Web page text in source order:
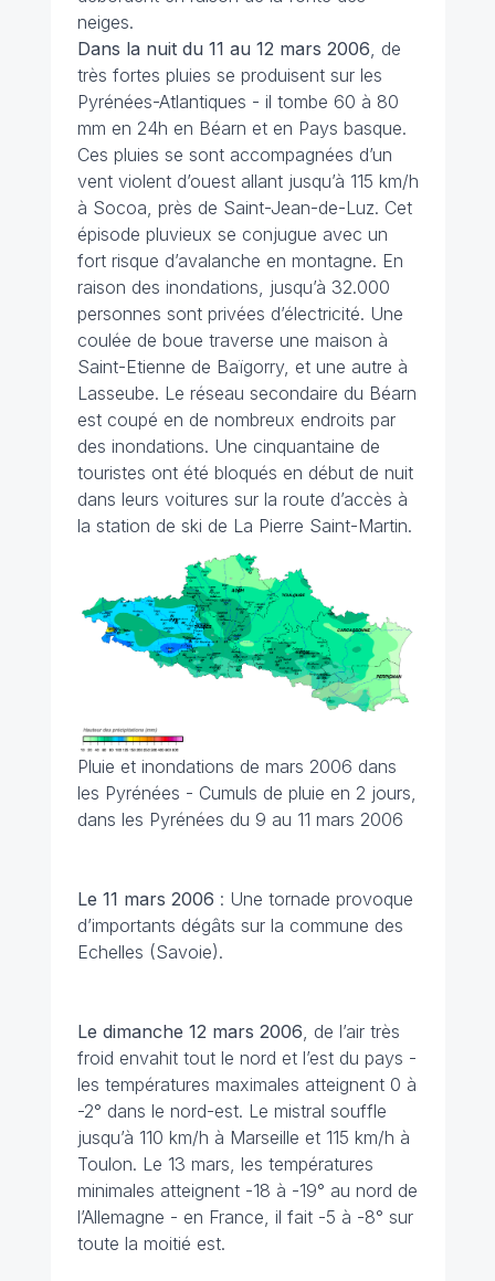
neiges.
Dans la nuit du 11 au 12 mars 2006, de
très fortes pluies se produisent sur les
Pyrénées-Atlantiques - il tombe 60 à 80
mm en 24h en Béarn et en Pays basque.
Ces pluies se sont accompagnées d’un
vent violent d’ouest allant jusqu’à 115 km/h
à Socoa, près de Saint-Jean-de-Luz. Cet
épisode pluvieux se conjugue avec un
fort risque d’avalanche en montagne. En
raison des inondations, jusqu’à 32.000
personnes sont privées d’électricité. Une
coulée de boue traverse une maison à
Saint-Etienne de Baïgorry, et une autre à
Lasseube. Le réseau secondaire du Béarn
est coupé en de nombreux endroits par
des inondations. Une cinquantaine de
touristes ont été bloqués en début de nuit
dans leurs voitures sur la route d’accès à
la station de ski de La Pierre Saint-Martin.
Pluie et inondations de mars 2006 dans
les Pyrénées - Cumuls de pluie en 2 jours,
dans les Pyrénées du 9 au 11 mars 2006
Le 11 mars 2006 : Une tornade provoque
d’importants dégâts sur la commune des
Echelles (Savoie).
Le dimanche 12 mars 2006, de l’air très
froid envahit tout le nord et l’est du pays -
les températures maximales atteignent 0 à
-2° dans le nord-est. Le mistral souffle
jusqu’à 110 km/h à Marseille et 115 km/h à
Toulon. Le 13 mars, les températures
minimales atteignent -18 à -19° au nord de
l’Allemagne - en France, il fait -5 à -8° sur
toute la moitié est.